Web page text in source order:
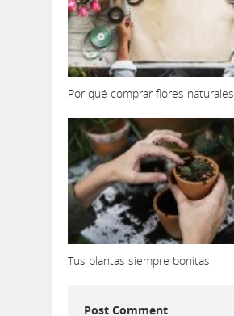
Por qué comprar flores naturales
Tus plantas siempre bonitas
Post Comment